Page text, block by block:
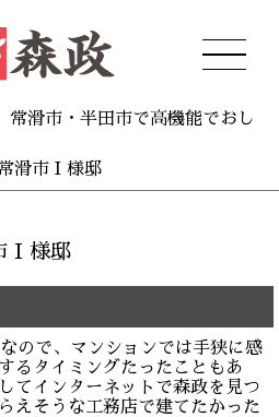
滑市・半田市で高機能でおし
滑市 I 様邸
I 様邸
ので、マンションでは手狭に感
るタイミングたったこともあ
てインターネットで森政を見つ
えそうな工務店で建てたかった